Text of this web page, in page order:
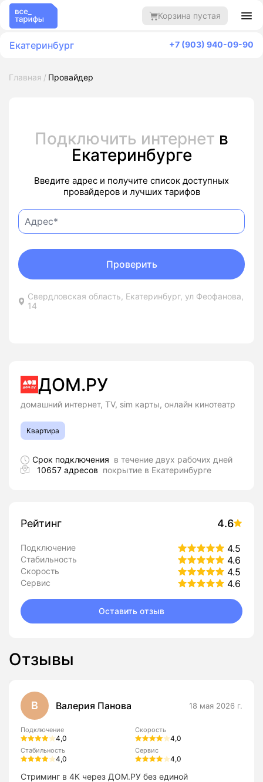
Корзина пустая
Екатеринбург +7 (903) 940-09-90
Главная Провайдер
Подключить интернет в
Екатеринбурге
Введите адрес и получите список доступных
провайдеров и лучших тарифов
Свердловская область, Екатеринбург, ул Феофанова,
14
Проверить
ДОМ.РУ
домашний интернет, TV, sim карты, онлайн кинотеатр
Квартира
Срок подключения в течение двух рабочих дней
10657 адресов покрытие в Екатеринбурге
Рейтинг 4.6
Подключение 4.5
Стабильность 4.6
Скорость 4.5
Сервис 4.6
Оставить отзыв
Отзывы
В Валерия Панова 18 мая 2026 г.
Подключение
4,0
Скорость
4,0
Стабильность
4,0
Сервис
4,0
Стриминг в 4К через ДОМ.РУ без единой